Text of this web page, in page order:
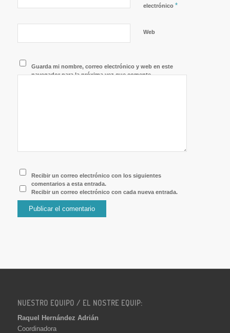
electrónico *
Web
Guarda mi nombre, correo electrónico y web en este
navegador para la próxima vez que comente.
Recibir un correo electrónico con los siguientes
comentarios a esta entrada.
Recibir un correo electrónico con cada nueva entrada.
NUESTRO EQUIPO / EL NOSTRE EQUIP:
Raquel Hernández Adrián
Coordinadora